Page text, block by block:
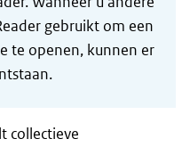
gebruikt om een
te openen, kunnen er
collectieve